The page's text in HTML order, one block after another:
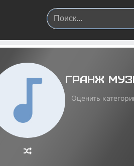
Гранж
Оценить